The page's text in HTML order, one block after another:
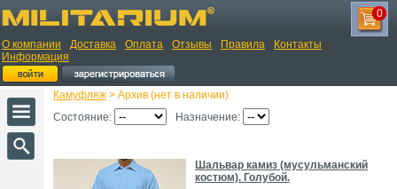
О компании Доставка Оплата Отзывы Правила
Контакты
Информация
0
Камуфляж > Архив (нет в наличии)
Состояние:
Назначение:
Шальвар камиз (мусульманский
костюм). Голубой.